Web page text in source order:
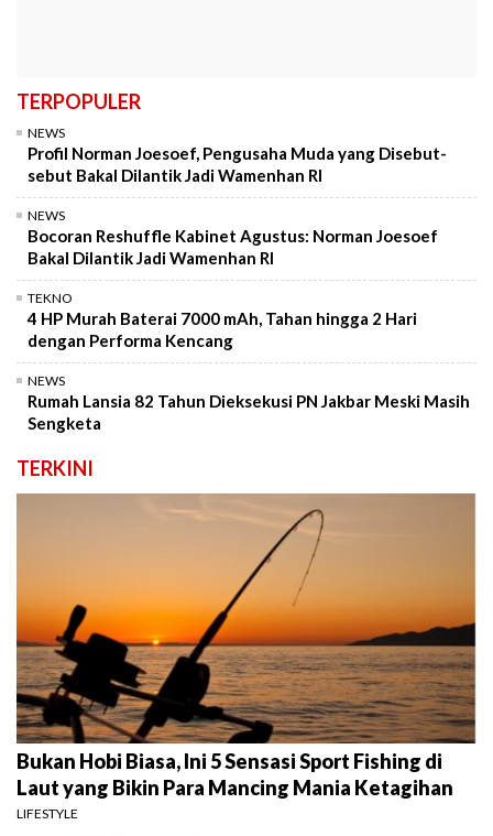
TERPOPULER
NEWS
Profil Norman Joesoef, Pengusaha Muda yang Disebut-
sebut Bakal Dilantik Jadi Wamenhan RI
NEWS
Bocoran Reshuffle Kabinet Agustus: Norman Joesoef
Bakal Dilantik Jadi Wamenhan RI
TEKNO
4 HP Murah Baterai 7000 mAh, Tahan hingga 2 Hari
dengan Performa Kencang
NEWS
Rumah Lansia 82 Tahun Dieksekusi PN Jakbar Meski Masih
Sengketa
TERKINI
Bukan Hobi Biasa, Ini 5 Sensasi Sport Fishing di
Laut yang Bikin Para Mancing Mania Ketagihan
LIFESTYLE